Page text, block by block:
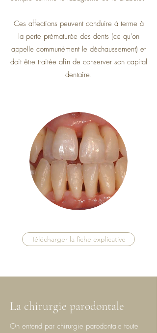
Ces affections peuvent conduire à terme à
la perte prématurée des dents (ce qu'on
appelle communément le déchaussement) et
doit être traitée afin de conserver son capital
dentaire.
Télécharger la fiche explicative
La chirurgie parodontale
On entend par chirurgie parodontale toute